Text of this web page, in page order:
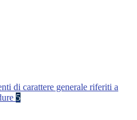
di carattere generale riferiti a
5